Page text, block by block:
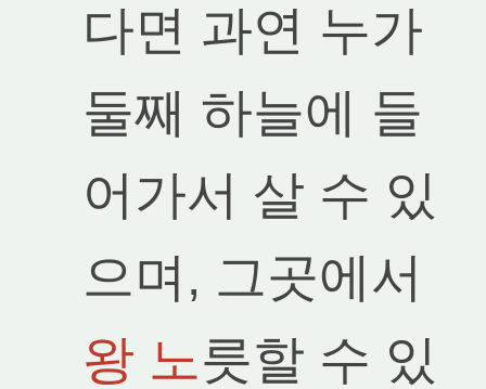
다면 과연 누가
둘째 하늘에 들
어가서 살 수 있
으며, 그곳에서
왕 노릇할 수 있